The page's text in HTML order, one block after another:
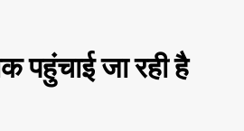
पहुंचाई जा रही है